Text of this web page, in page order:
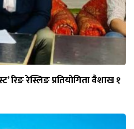
रिङ रेस्लिङ प्रतियोगिता वैशाख १